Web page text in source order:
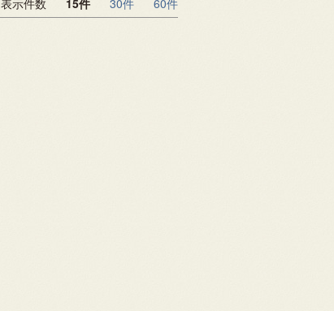
表示件数 15件 30件 60件